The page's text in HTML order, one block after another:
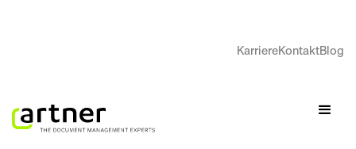
KarriereKontaktBlog